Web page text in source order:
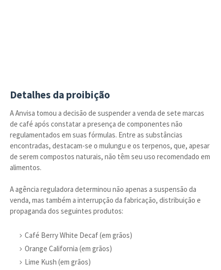
Detalhes da proibição
A Anvisa tomou a decisão de suspender a venda de sete marcas
de café após constatar a presença de componentes não
regulamentados em suas fórmulas. Entre as substâncias
encontradas, destacam-se o mulungu e os terpenos, que, apesar
de serem compostos naturais, não têm seu uso recomendado em
alimentos.
A agência reguladora determinou não apenas a suspensão da
venda, mas também a interrupção da fabricação, distribuição e
propaganda dos seguintes produtos:
Café Berry White Decaf (em grãos)
Orange California (em grãos)
Lime Kush (em grãos)